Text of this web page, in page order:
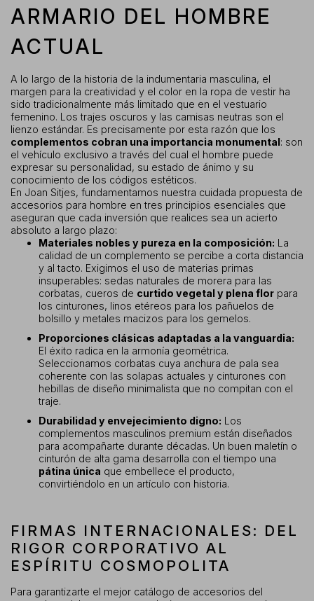
ARMARIO DEL HOMBRE
ACTUAL
A lo largo de la historia de la indumentaria masculina, el
margen para la creatividad y el color en la ropa de vestir ha
sido tradicionalmente más limitado que en el vestuario
femenino. Los trajes oscuros y las camisas neutras son el
lienzo estándar. Es precisamente por esta razón que los
complementos cobran una importancia monumental: son
el vehículo exclusivo a través del cual el hombre puede
expresar su personalidad, su estado de ánimo y su
conocimiento de los códigos estéticos.
En Joan Sitjes, fundamentamos nuestra cuidada propuesta de
accesorios para hombre en tres principios esenciales que
aseguran que cada inversión que realices sea un acierto
absoluto a largo plazo:
Materiales nobles y pureza en la composición: La
calidad de un complemento se percibe a corta distancia
y al tacto. Exigimos el uso de materias primas
insuperables: sedas naturales de morera para las
corbatas, cueros de curtido vegetal y plena flor para
los cinturones, linos etéreos para los pañuelos de
bolsillo y metales macizos para los gemelos.
Proporciones clásicas adaptadas a la vanguardia:
El éxito radica en la armonía geométrica.
Seleccionamos corbatas cuya anchura de pala sea
coherente con las solapas actuales y cinturones con
hebillas de diseño minimalista que no compitan con el
traje.
Durabilidad y envejecimiento digno: Los
complementos masculinos premium están diseñados
para acompañarte durante décadas. Un buen maletín o
cinturón de alta gama desarrolla con el tiempo una
pátina única que embellece el producto,
convirtiéndolo en un artículo con historia.
FIRMAS INTERNACIONALES: DEL
RIGOR CORPORATIVO AL
ESPÍRITU COSMOPOLITA
Para garantizarte el mejor catálogo de accesorios del